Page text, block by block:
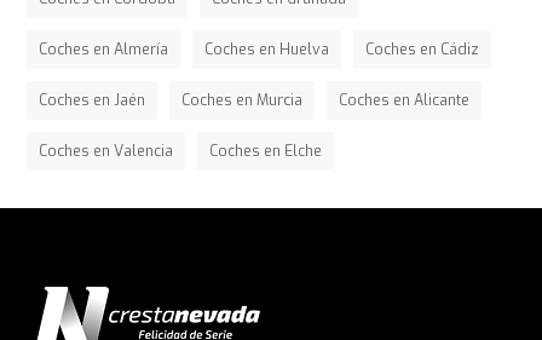
Coches en Almería Coches en Huelva Coches en Cádiz
Coches en Jaén Coches en Murcia Coches en Alicante
Coches en Valencia Coches en Elche